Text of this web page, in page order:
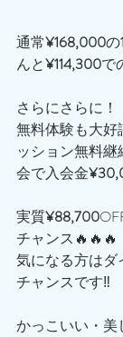
通常¥168,000の
んと¥114,300で
さらにさらに！
無料体験も大好
ッション無料
会で入会金
実質¥88,700
チャンス🔥🔥🔥
気になる方はダ
チャンスです‼️
かっこいい・